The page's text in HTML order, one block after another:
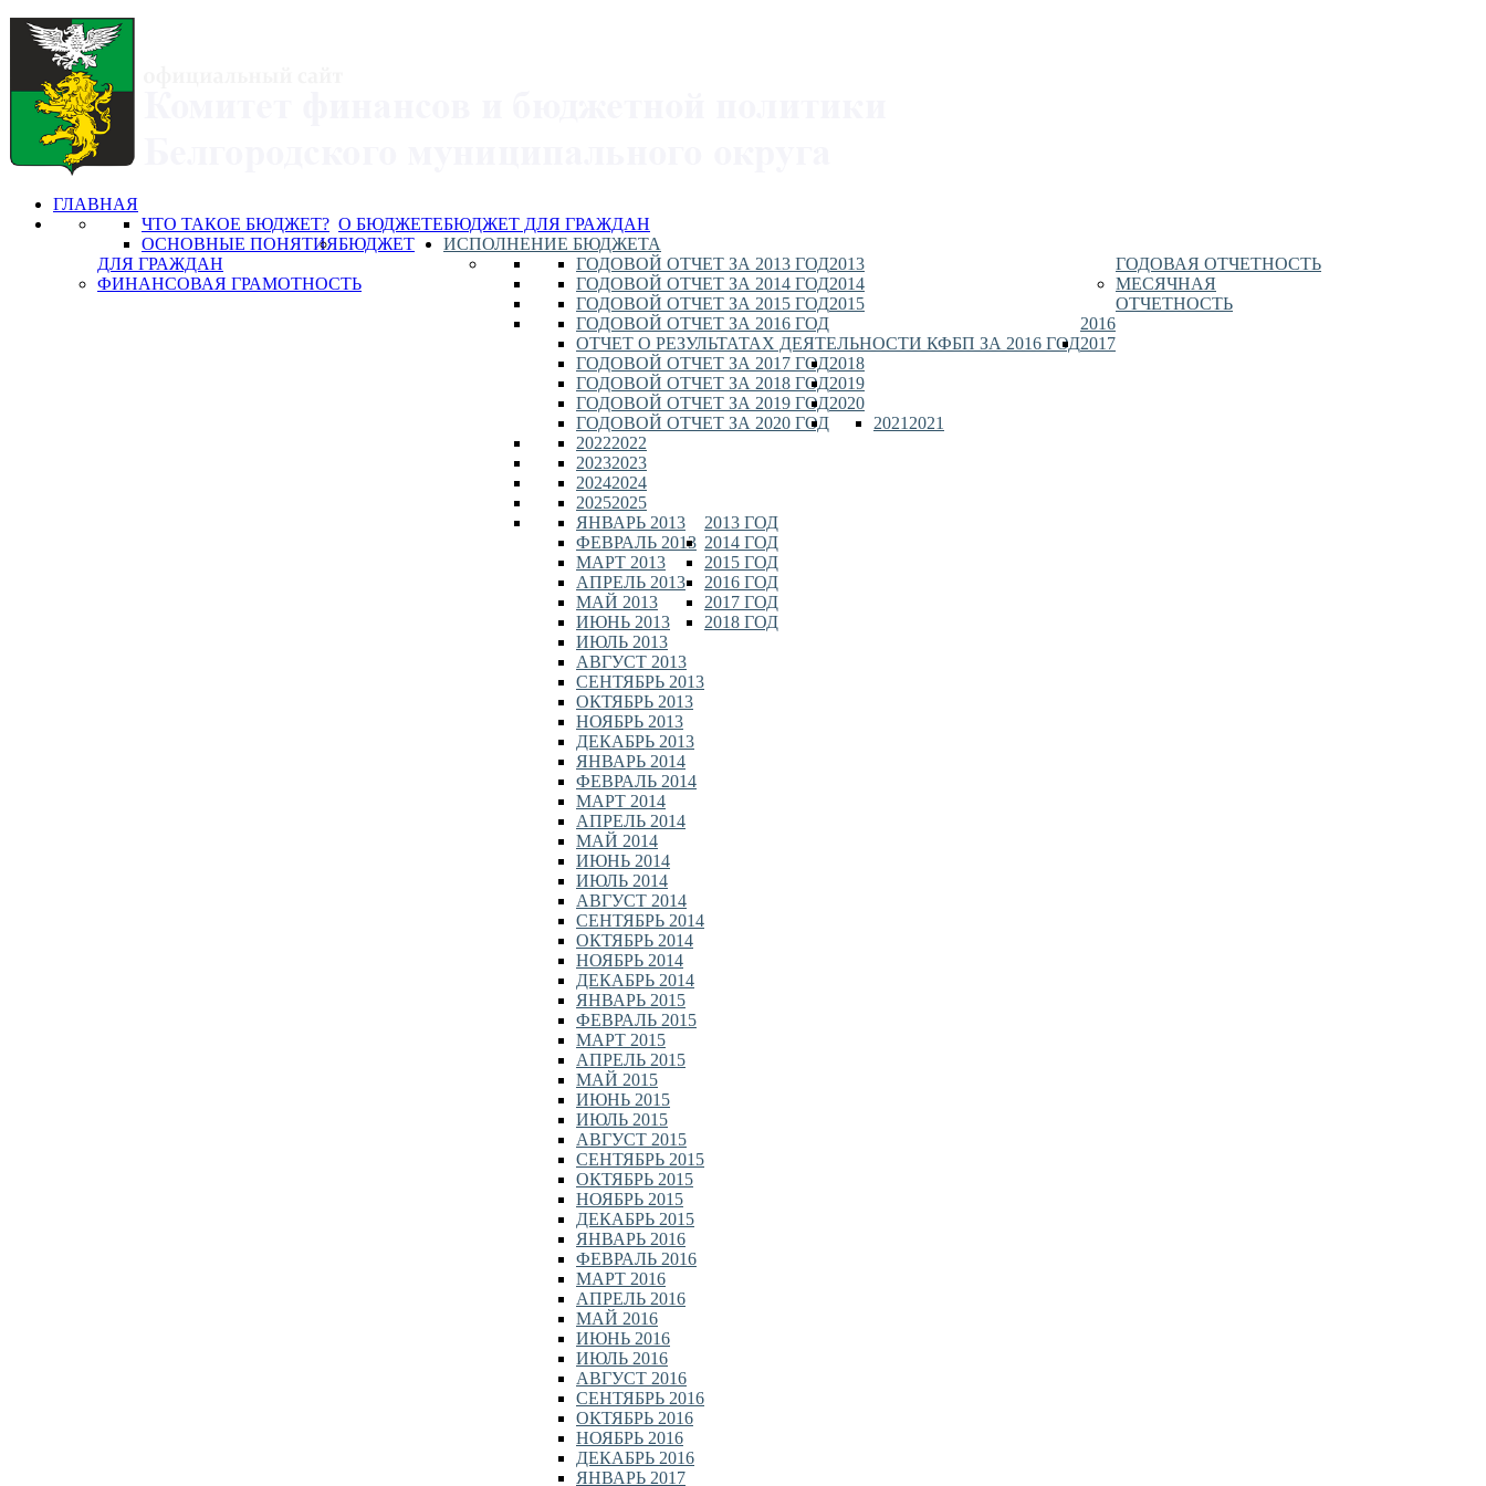
ГЛАВНАЯ
БЮДЖЕТ ДЛЯ ГРАЖДАН
О БЮДЖЕТЕ
ЧТО ТАКОЕ БЮДЖЕТ?
ОСНОВНЫЕ ПОНЯТИЯБЮДЖЕТ
ДЛЯ ГРАЖДАН
ФИНАНСОВАЯ ГРАМОТНОСТЬ
ИСПОЛНЕНИЕ БЮДЖЕТА
ГОДОВАЯ ОТЧЕТНОСТЬ
2013
ГОДОВОЙ ОТЧЕТ ЗА 2013 ГОД
2014
ГОДОВОЙ ОТЧЕТ ЗА 2014 ГОД
2015
ГОДОВОЙ ОТЧЕТ ЗА 2015 ГОД
2016
ГОДОВОЙ ОТЧЕТ ЗА 2016 ГОД
ОТЧЕТ О РЕЗУЛЬТАТАХ ДЕЯТЕЛЬНОСТИ КФБП ЗА 2016 ГОД2017
ГОДОВОЙ ОТЧЕТ ЗА 2017 ГОД2018
ГОДОВОЙ ОТЧЕТ ЗА 2018 ГОД2019
ГОДОВОЙ ОТЧЕТ ЗА 2019 ГОД2020
ГОДОВОЙ ОТЧЕТ ЗА 2020 ГОД
2021
2021
2022
2022
2023
2023
2024
2024
2025
2025
МЕСЯЧНАЯ
ОТЧЕТНОСТЬ
2013 ГОД
ЯНВАРЬ 2013
ФЕВРАЛЬ 2013
МАРТ 2013
АПРЕЛЬ 2013
МАЙ 2013
ИЮНЬ 2013
ИЮЛЬ 2013
АВГУСТ 2013
СЕНТЯБРЬ 2013
ОКТЯБРЬ 2013
НОЯБРЬ 2013
ДЕКАБРЬ 2013
2014 ГОД
ЯНВАРЬ 2014
ФЕВРАЛЬ 2014
МАРТ 2014
АПРЕЛЬ 2014
МАЙ 2014
ИЮНЬ 2014
ИЮЛЬ 2014
АВГУСТ 2014
СЕНТЯБРЬ 2014
ОКТЯБРЬ 2014
НОЯБРЬ 2014
ДЕКАБРЬ 2014
2015 ГОД
ЯНВАРЬ 2015
ФЕВРАЛЬ 2015
МАРТ 2015
АПРЕЛЬ 2015
МАЙ 2015
ИЮНЬ 2015
ИЮЛЬ 2015
АВГУСТ 2015
СЕНТЯБРЬ 2015
ОКТЯБРЬ 2015
НОЯБРЬ 2015
ДЕКАБРЬ 2015
2016 ГОД
ЯНВАРЬ 2016
ФЕВРАЛЬ 2016
МАРТ 2016
АПРЕЛЬ 2016
МАЙ 2016
ИЮНЬ 2016
ИЮЛЬ 2016
АВГУСТ 2016
СЕНТЯБРЬ 2016
ОКТЯБРЬ 2016
НОЯБРЬ 2016
ДЕКАБРЬ 2016
2017 ГОД
ЯНВАРЬ 2017
2018 ГОД